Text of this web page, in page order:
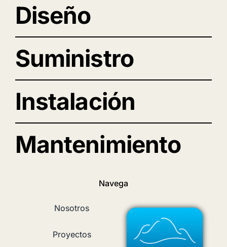
Diseño
Suministro
Instalación
Mantenimiento
Navega
Nosotros
Proyectos